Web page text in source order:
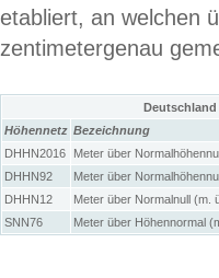
etabliert, an welchen
zentimetergenau
Höhennetz Bezeichnung
DHHN2016
Meter über
DHHN92
Meter über
DHHN12
Meter über Normalnull (m.
SNN76
Meter über Höhennormal